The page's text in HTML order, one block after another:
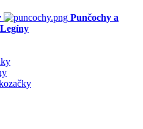
Punčochy a
Legíny